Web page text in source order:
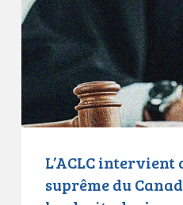
Cour
suprême
du
Canada
pour
protéger
jeunes
L’ACLC
suprême du